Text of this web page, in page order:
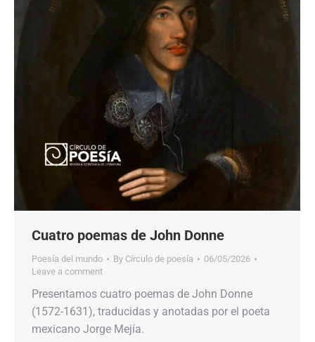
Cuatro poemas de John Donne
Poesía del mundo By Círculo de poesía
06/05/2026
Leave a comment
Presentamos cuatro poemas de John Donne
(1572-1631), traducidas y anotadas por el poeta
mexicano Jorge Mejía.